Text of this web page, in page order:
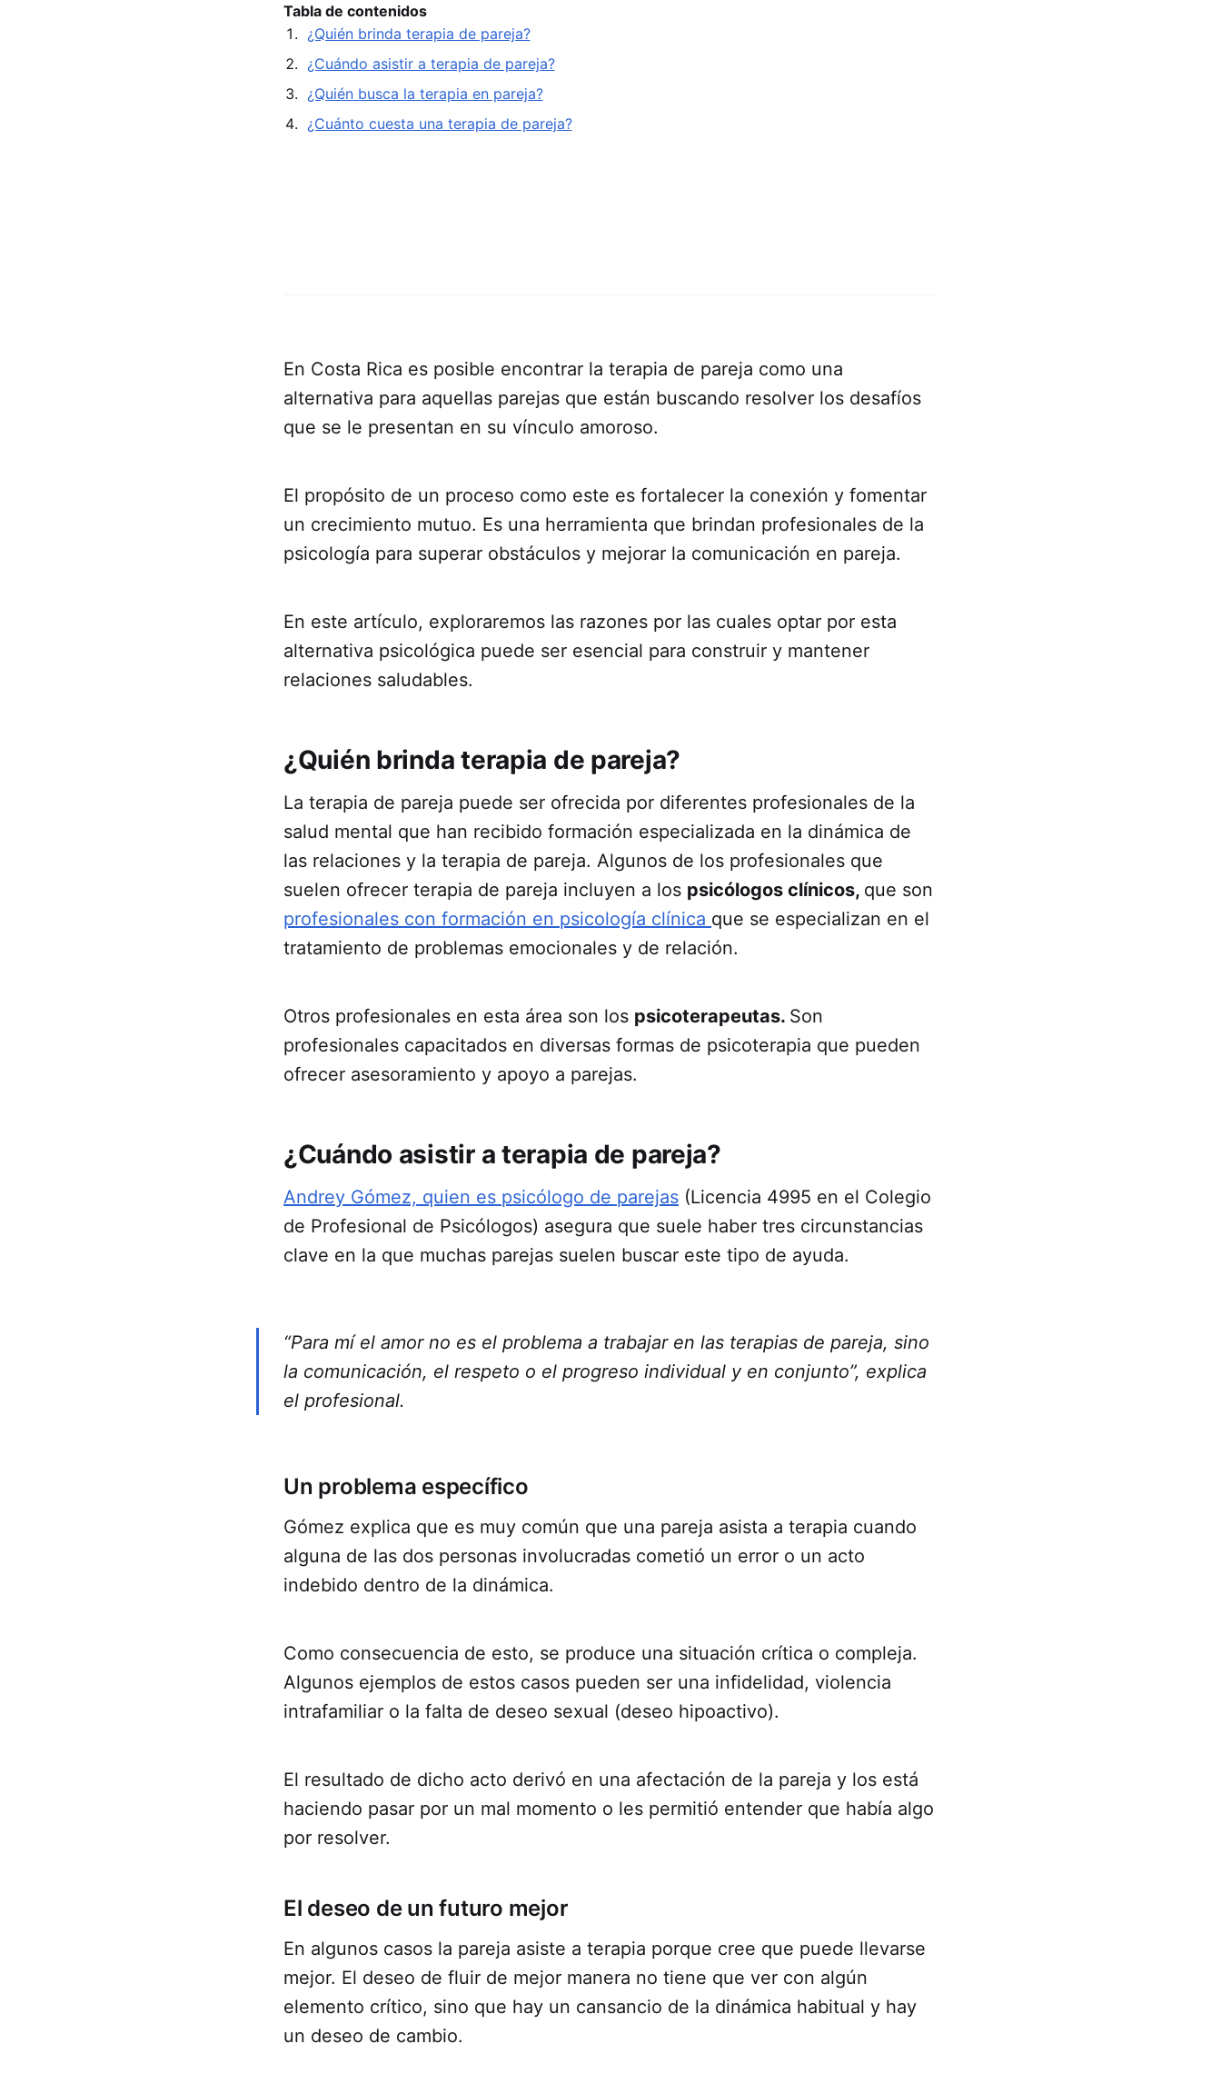
Tabla de contenidos
¿Quién brinda terapia de pareja?
¿Cuándo asistir a terapia de pareja?
¿Quién busca la terapia en pareja?
¿Cuánto cuesta una terapia de pareja?
En Costa Rica es posible encontrar la terapia de pareja como una
alternativa para aquellas parejas que están buscando resolver los desafíos
que se le presentan en su vínculo amoroso.
El propósito de un proceso como este es fortalecer la conexión y fomentar
un crecimiento mutuo. Es una herramienta que brindan profesionales de la
psicología para superar obstáculos y mejorar la comunicación en pareja.
En este artículo, exploraremos las razones por las cuales optar por esta
alternativa psicológica puede ser esencial para construir y mantener
relaciones saludables.
¿Quién brinda terapia de pareja?
La terapia de pareja puede ser ofrecida por diferentes profesionales de la
salud mental que han recibido formación especializada en la dinámica de
las relaciones y la terapia de pareja. Algunos de los profesionales que
suelen ofrecer terapia de pareja incluyen a los psicólogos clínicos, que son
profesionales con formación en psicología clínica que se especializan en el
tratamiento de problemas emocionales y de relación.
Otros profesionales en esta área son los psicoterapeutas. Son
profesionales capacitados en diversas formas de psicoterapia que pueden
ofrecer asesoramiento y apoyo a parejas.
¿Cuándo asistir a terapia de pareja?
Andrey Gómez, quien es psicólogo de parejas (Licencia 4995 en el Colegio
de Profesional de Psicólogos) asegura que suele haber tres circunstancias
clave en la que muchas parejas suelen buscar este tipo de ayuda.
“Para mí el amor no es el problema a trabajar en las terapias de pareja, sino
la comunicación, el respeto o el progreso individual y en conjunto”, explica
el profesional.
Un problema específico
Gómez explica que es muy común que una pareja asista a terapia cuando
alguna de las dos personas involucradas cometió un error o un acto
indebido dentro de la dinámica.
Como consecuencia de esto, se produce una situación crítica o compleja.
Algunos ejemplos de estos casos pueden ser una infidelidad, violencia
intrafamiliar o la falta de deseo sexual (deseo hipoactivo).
El resultado de dicho acto derivó en una afectación de la pareja y los está
haciendo pasar por un mal momento o les permitió entender que había algo
por resolver.
El deseo de un futuro mejor
En algunos casos la pareja asiste a terapia porque cree que puede llevarse
mejor. El deseo de fluir de mejor manera no tiene que ver con algún
elemento crítico, sino que hay un cansancio de la dinámica habitual y hay
un deseo de cambio.